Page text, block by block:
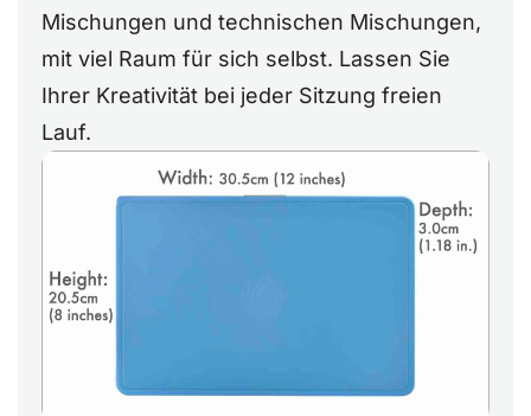
Mischungen und technischen Mischungen,
mit viel Raum für sich selbst. Lassen Sie
Ihrer Kreativität bei jeder Sitzung freien
Lauf.